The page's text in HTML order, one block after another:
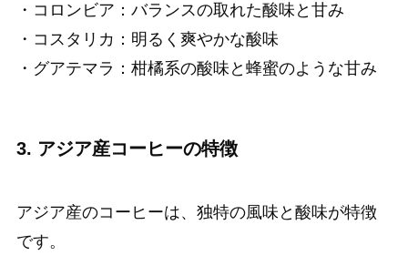
・コロンビア：バランスの取れた酸味と甘み
・コスタリカ：明るく爽やかな酸味
・グアテマラ：柑橘系の酸味と蜂蜜のような甘み
3. アジア産コーヒーの特徴
アジア産のコーヒーは、独特の風味と酸味が特徴
です。